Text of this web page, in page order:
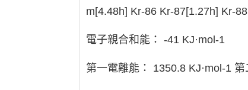
m[4.48h] Kr-86 Kr-87[1.27h] Kr-
電子親合和能： -41 KJ·mol-1
第一電離能： 1350.8 KJ·mol-1